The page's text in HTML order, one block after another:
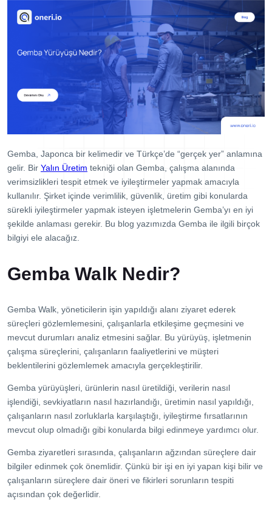
Dijital Denetim Yönetimi
Eğitim Yönetim Sistemi
Müşteri Talep Yönetimi
Danışmanlık
Webinar
E-Kitaplar
Başarı Hikayeleri
Kurumsal
İletişim
Gemba, Japonca bir kelimedir ve Türkçe’de “gerçek yer” anlamına
gelir. Bir Yalın Üretim tekniği olan Gemba, çalışma alanında
verimsizlikleri tespit etmek ve iyileştirmeler yapmak amacıyla
kullanılır. Şirket içinde verimlilik, güvenlik, üretim gibi konularda
sürekli iyileştirmeler yapmak isteyen işletmelerin Gemba’yı en iyi
şekilde anlaması gerekir. Bu blog yazımızda Gemba ile ilgili birçok
bilgiyi ele alacağız.
Gemba Walk Nedir?
Gemba Walk, yöneticilerin işin yapıldığı alanı ziyaret ederek
süreçleri gözlemlemesini, çalışanlarla etkileşime geçmesini ve
mevcut durumları analiz etmesini sağlar. Bu yürüyüş, işletmenin
çalışma süreçlerini, çalışanların faaliyetlerini ve müşteri
beklentilerini gözlemlemek amacıyla gerçekleştirilir.
Gemba yürüyüşleri, ürünlerin nasıl üretildiği, verilerin nasıl
işlendiği, sevkiyatların nasıl hazırlandığı, üretimin nasıl yapıldığı,
çalışanların nasıl zorluklarla karşılaştığı, iyileştirme fırsatlarının
mevcut olup olmadığı gibi konularda bilgi edinmeye yardımcı olur.
Gemba ziyaretleri sırasında, çalışanların ağzından süreçlere dair
bilgiler edinmek çok önemlidir. Çünkü bir işi en iyi yapan kişi bilir ve
çalışanların süreçlere dair öneri ve fikirleri sorunların tespiti
açısından çok değerlidir.